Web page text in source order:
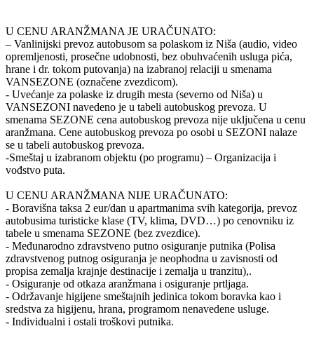
U CENU ARANŽMANA JE URAČUNATO:
– Vanlinijski prevoz autobusom sa polaskom iz Niša (audio, video
opremljenosti, prosečne udobnosti, bez obuhvaćenih usluga pića,
hrane i dr. tokom putovanja) na izabranoj relaciji u smenama
VANSEZONE (označene zvezdicom).
- Uvećanje za polaske iz drugih mesta (severno od Niša) u
VANSEZONI navedeno je u tabeli autobuskog prevoza. U
smenama SEZONE cena autobuskog prevoza nije uključena u cenu
aranžmana. Cene autobuskog prevoza po osobi u SEZONI nalaze
se u tabeli autobuskog prevoza.
-Smeštaj u izabranom objektu (po programu) – Organizacija i
vođstvo puta.
U CENU ARANŽMANA NIJE URAČUNATO:
- Boravišna taksa 2 eur/dan u apartmanima svih kategorija, prevoz
autobusima turisticke klase (TV, klima, DVD…) po cenovniku iz
tabele u smenama SEZONE (bez zvezdice).
- Međunarodno zdravstveno putno osiguranje putnika (Polisa
zdravstvenog putnog osiguranja je neophodna u zavisnosti od
propisa zemalja krajnje destinacije i zemalja u tranzitu),.
- Osiguranje od otkaza aranžmana i osiguranje prtljaga.
- Održavanje higijene smeštajnih jedinica tokom boravka kao i
sredstva za higijenu, hrana, programom nenavedene usluge.
- Individualni i ostali troškovi putnika.